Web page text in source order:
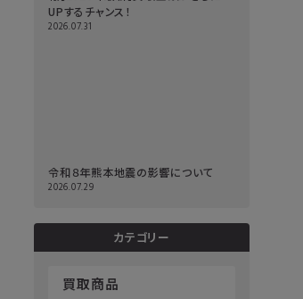
UPするチャンス！
2026.07.31
令和８年熊本地震の影響について
2026.07.29
カテゴリー
買取商品